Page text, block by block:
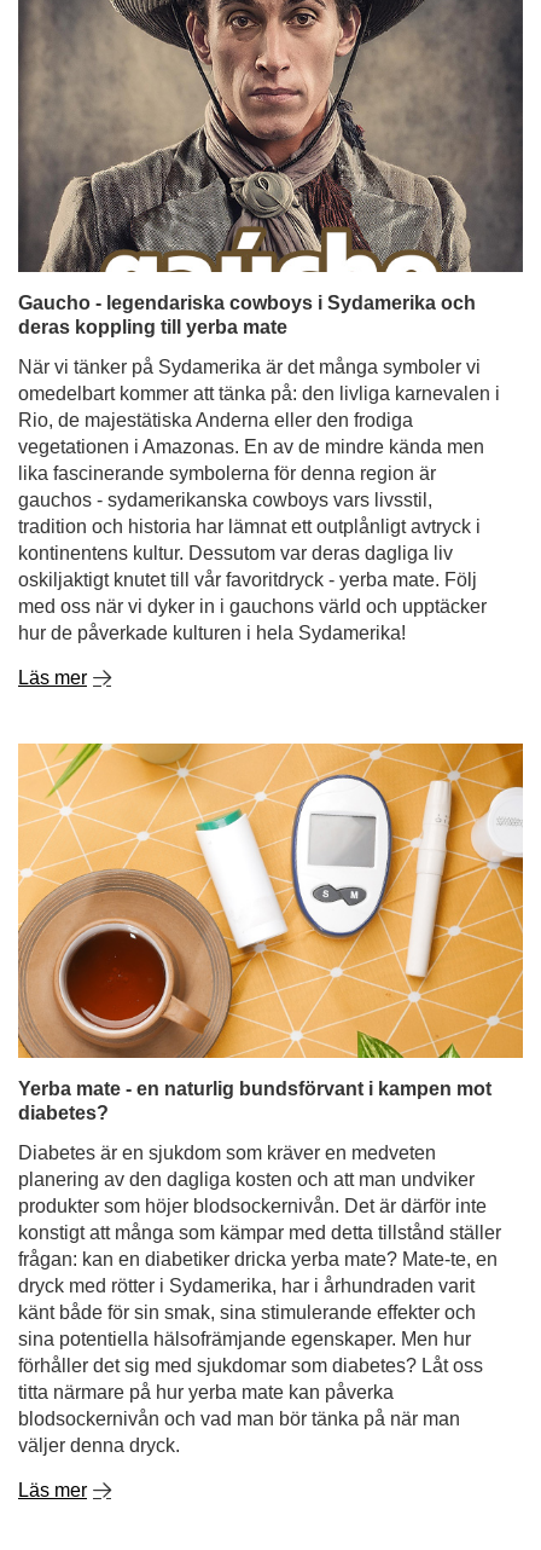
Gaucho - legendariska cowboys i Sydamerika och
deras koppling till yerba mate
När vi tänker på Sydamerika är det många symboler vi
omedelbart kommer att tänka på: den livliga karnevalen i
Rio, de majestätiska Anderna eller den frodiga
vegetationen i Amazonas. En av de mindre kända men
lika fascinerande symbolerna för denna region är
gauchos - sydamerikanska cowboys vars livsstil,
tradition och historia har lämnat ett outplånligt avtryck i
kontinentens kultur. Dessutom var deras dagliga liv
oskiljaktigt knutet till vår favoritdryck - yerba mate. Följ
med oss när vi dyker in i gauchons värld och upptäcker
hur de påverkade kulturen i hela Sydamerika!
Läs mer
Yerba mate - en naturlig bundsförvant i kampen mot
diabetes?
Diabetes är en sjukdom som kräver en medveten
planering av den dagliga kosten och att man undviker
produkter som höjer blodsockernivån. Det är därför inte
konstigt att många som kämpar med detta tillstånd ställer
frågan: kan en diabetiker dricka yerba mate? Mate-te, en
dryck med rötter i Sydamerika, har i århundraden varit
känt både för sin smak, sina stimulerande effekter och
sina potentiella hälsofrämjande egenskaper. Men hur
förhåller det sig med sjukdomar som diabetes? Låt oss
titta närmare på hur yerba mate kan påverka
blodsockernivån och vad man bör tänka på när man
väljer denna dryck.
Läs mer